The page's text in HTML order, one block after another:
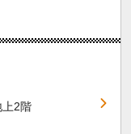
2階